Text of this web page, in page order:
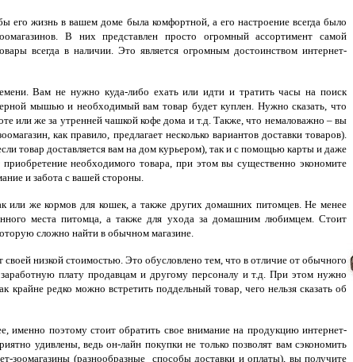
жизнь в вашем доме была комфортной, а его настроение всегда было
В них представлен просто огромный ассортимент самой
всегда в наличии. Это является огромным достоинством интернет-
Вам не нужно куда-либо ехать или идти и тратить часы на поиск
мышью и необходимый вам товар будет куплен. Нужно сказать, что
или же за утренней чашкой кофе дома и т.д. Также, что немаловажно – вы
как правило, предлагает несколько вариантов доставки товаров).
товар доставляется вам на дом курьером), так и с помощью карты и даже
необходимого товара, при этом вы существенно экономите
и забота с вашей стороны.
или же кормов для кошек, а также других домашних питомцев. Не менее
места питомца, а также для ухода за домашним любимцем. Стоит
сложно найти в обычном магазине.
низкой стоимостью. Это обусловлено тем, что в отличие от обычного
плату продавцам и другому персоналу и т.д. При этом нужно
крайне редко можно встретить поддельный товар, чего нельзя сказать об
поэтому стоит обратить свое внимание на продукцию интернет-
удивлены, ведь он-лайн покупки не только позволят вам сэкономить
зоомагазины (разнообразные способы доставки и оплаты), вы получите